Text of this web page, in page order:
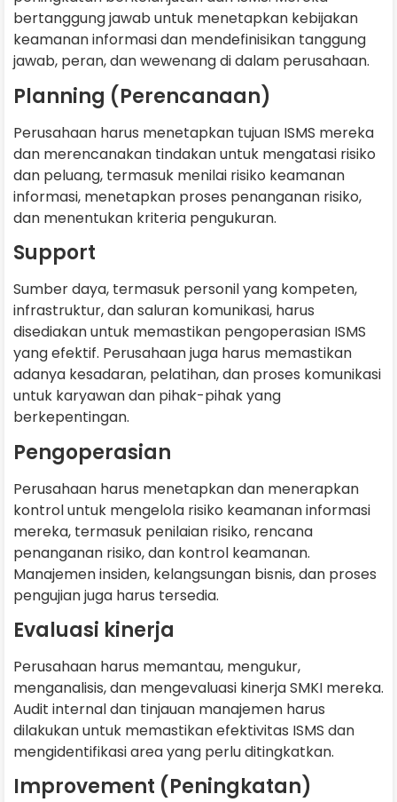
bertanggung jawab untuk menetapkan kebijakan
keamanan informasi dan mendefinisikan tanggung
jawab, peran, dan wewenang di dalam perusahaan.
Planning (Perencanaan)
Perusahaan harus menetapkan tujuan ISMS mereka
dan merencanakan tindakan untuk mengatasi risiko
dan peluang, termasuk menilai risiko keamanan
informasi, menetapkan proses penanganan risiko,
dan menentukan kriteria pengukuran.
Support
Sumber daya, termasuk personil yang kompeten,
infrastruktur, dan saluran komunikasi, harus
disediakan untuk memastikan pengoperasian ISMS
yang efektif. Perusahaan juga harus memastikan
adanya kesadaran, pelatihan, dan proses komunikasi
untuk karyawan dan pihak-pihak yang
berkepentingan.
Pengoperasian
Perusahaan harus menetapkan dan menerapkan
kontrol untuk mengelola risiko keamanan informasi
mereka, termasuk penilaian risiko, rencana
penanganan risiko, dan kontrol keamanan.
Manajemen insiden, kelangsungan bisnis, dan proses
pengujian juga harus tersedia.
Evaluasi kinerja
Perusahaan harus memantau, mengukur,
menganalisis, dan mengevaluasi kinerja SMKI mereka.
Audit internal dan tinjauan manajemen harus
dilakukan untuk memastikan efektivitas ISMS dan
mengidentifikasi area yang perlu ditingkatkan.
Improvement (Peningkatan)